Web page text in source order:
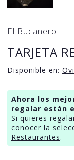
El Bucanero
TARJETA
Disponible en:
Ahora los
regalar están
Si quieres
conocer la
Restaurantes.